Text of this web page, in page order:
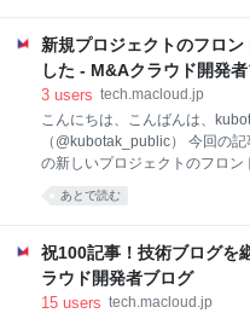
Authenticationに代表される
サービスです。 認証の仕組
どう活用してきたのかというの
に、今のデータ基盤構想とその
うと思います。 弊社におけるこ
関わる意識の変化 2018年~
らしばらく M&Aクラウドプラ
は2018年4月です。データ分析
は入れてあり、mouseflow など
のファネルでの離脱点がどこか
す。こ
新規プロジェクトのフロ
した - M&Aクラウド開発
3 users tech.macloud.jp
こんにちは、こんばんは、
（@kubotak_public） 今回の
の新しいプロジェクトのフロン
採用したよ！という内容です。
たのか、他のフレームワークと
なに？SvelteKit気になってる！
ください。 SvelteKitってなに？
Vue.jsに次ぐUIフレームワーク
あとで読む
祝100記事！技術ブログを
ラウド開発者ブログ
15 users tech.macloud.jp